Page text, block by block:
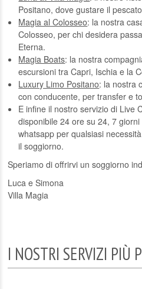
Positano, dove gustare il
Magia al Colosseo: la nostra
Colosseo, per chi desidera
Eterna.
Magia Boats: la nostra
escursioni tra Capri, Ischia e la
Luxury Limo Positano: la nostra
con conducente, per transfer e
E infine il nostroservizio di Live
disponibile 24 ore su 24, 7
whatsapp per qualsiasi
il soggiorno.
Speriamo di offrirvi un soggiorno
Luca e Simona
Villa Magia
I NOSTRI SERVIZI PIÙ